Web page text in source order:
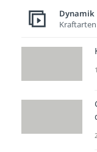
Dynamik